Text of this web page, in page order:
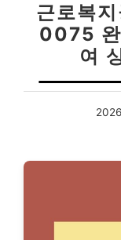
근로복
0075
여